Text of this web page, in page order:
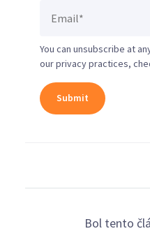
You can unsubscribe at
our privacy practices,
Bol tento